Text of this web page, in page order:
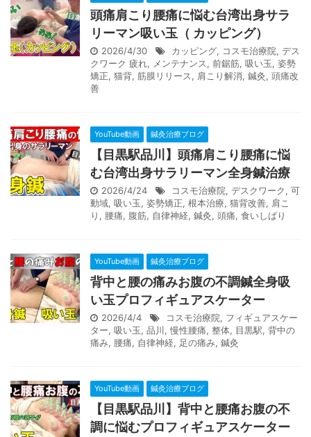
頭痛肩こり腰痛に悩む台湾出身サラ
リーマン吸い玉（ カッピング）
2026/4/30 カッピング, コスモ治療院, デス
クワーク 疲れ, メンテナンス, 前鋸筋, 吸い玉, 姿勢
矯正, 猫背, 筋膜リリース, 肩こり解消, 鍼灸, 頭痛改
善
YouTube動画 鍼灸治療ブログ
【目黒駅品川】頭痛肩こり腰痛に悩
む台湾出身サラリーマン全身鍼治療
2026/4/24 コスモ治療院, デスクワーク, 可
動域, 吸い玉, 姿勢矯正, 根本治療, 猫背改善, 肩こ
り , 腰痛, 腹筋, 自律神経, 鍼灸, 頭痛, 食いしばり
YouTube動画 鍼灸治療ブログ
背中と腰の痛みお腹の不調鍼全身吸
い玉プロフィギュアスケーター
2026/4/4 コスモ治療院, フィギュアスケー
ター, 吸い玉, 品川, 慢性腰痛, 整体, 目黒駅, 背中の
痛み, 腰痛, 自律神経, 足の痛み, 鍼灸
YouTube動画 鍼灸治療ブログ
【目黒駅品川】背中と腰痛お腹の不
調に悩むプロフィギュアスケーター